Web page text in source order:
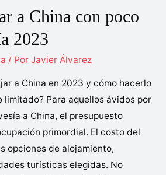
a China con poco
2023
/ Por Javier Álvarez
a China en 2023 y cómo hacerlo
limitado? Para aquellos ávidos por
a China, el presupuesto
primordial. El costo del
opciones de alojamiento,
turísticas elegidas. No